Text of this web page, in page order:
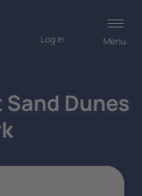
Menu
Log in
Dunes